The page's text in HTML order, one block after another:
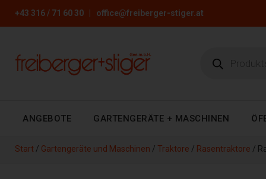
+43 316 / 71 60 30 office@freiberger-stiger.at
ANGEBOTE GARTENGERÄTE + MASCHINEN
Start / Gartengeräte und Maschinen / Traktore / Rasentraktore /